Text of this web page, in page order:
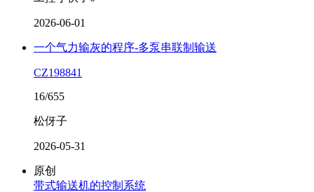
2026-06-01
一个气力输灰的程序-多泵串联制输送
CZ198841
16/655
松伢子
2026-05-31
原创
带式输送机的控制系统